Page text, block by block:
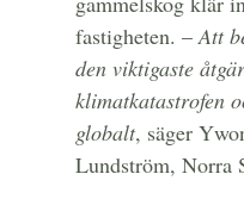
fastigheten. –Att
den viktigaste
klimatkatastrofen
globalt, säger
Lundström, Norra